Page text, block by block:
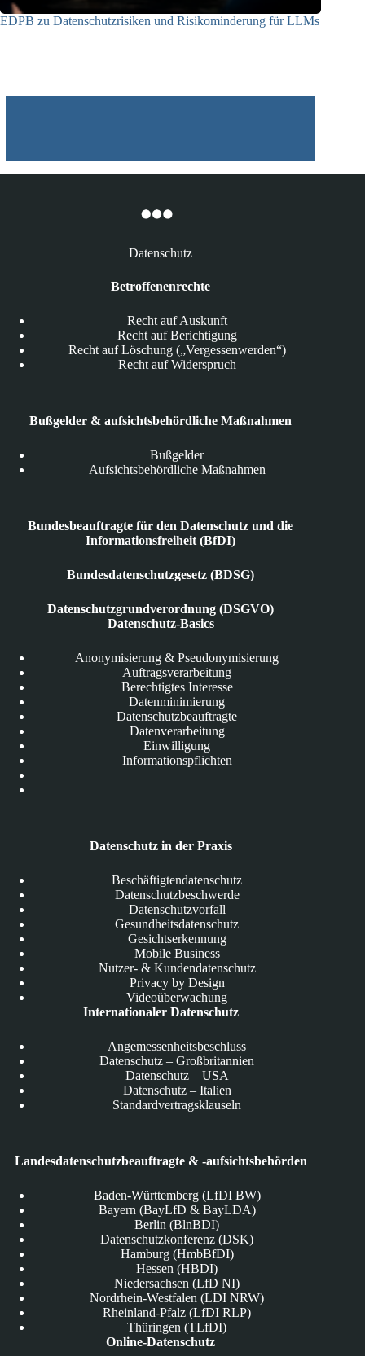
EDPB zu Datenschutzrisiken und Risikominderung für LLMs
Datenschutz
Betroffenenrechte
Recht auf Auskunft
Recht auf Berichtigung
Recht auf Löschung („Vergessenwerden“)
Recht auf Widerspruch
Bußgelder & aufsichtsbehördliche Maßnahmen
Bußgelder
Aufsichtsbehördliche Maßnahmen
Bundesbeauftragte für den Datenschutz und die
Informationsfreiheit (BfDI)
Bundesdatenschutzgesetz (BDSG)
Datenschutzgrundverordnung (DSGVO)
Datenschutz-Basics
Anonymisierung & Pseudonymisierung
Auftragsverarbeitung
Berechtigtes Interesse
Datenminimierung
Datenschutzbeauftragte
Datenverarbeitung
Einwilligung
Informationspflichten
Datenschutz in der Praxis
Beschäftigtendatenschutz
Datenschutzbeschwerde
Datenschutzvorfall
Gesundheitsdatenschutz
Gesichtserkennung
Mobile Business
Nutzer- & Kundendatenschutz
Privacy by Design
Videoüberwachung
Internationaler Datenschutz
Angemessenheitsbeschluss
Datenschutz – Großbritannien
Datenschutz – USA
Datenschutz – Italien
Standardvertragsklauseln
Landesdatenschutzbeauftragte & -aufsichtsbehörden
Baden-Württemberg (LfDI BW)
Bayern (BayLfD & BayLDA)
Berlin (BlnBDI)
Datenschutzkonferenz (DSK)
Hamburg (HmbBfDI)
Hessen (HBDI)
Niedersachsen (LfD NI)
Nordrhein-Westfalen (LDI NRW)
Rheinland-Pfalz (LfDI RLP)
Thüringen (TLfDI)
Online-Datenschutz